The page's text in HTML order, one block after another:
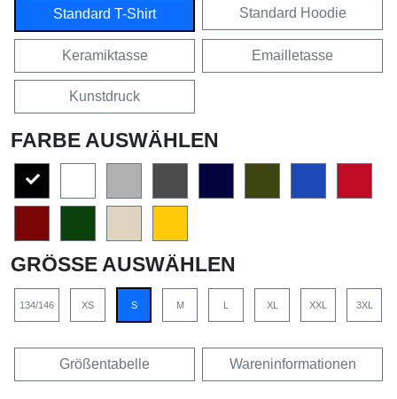
Standard T-Shirt Standard Hoodie
Keramiktasse Emailletasse
Kunstdruck
FARBE AUSWÄHLEN
GRÖSSE AUSWÄHLEN
134/146 XS S M L XL XXL 3XL
Größentabelle Wareninformationen